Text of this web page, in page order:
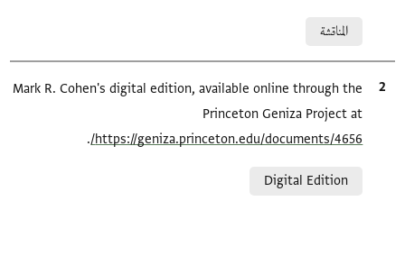
المناقشة
الاقتباس المرجعي
Mark R. Cohen's digital edition, available online through the
Princeton Geniza Project at
https://geniza.princeton.edu/documents/4656/
.
Digital Edition